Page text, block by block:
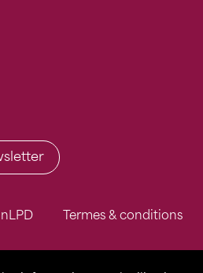
nLPD Termes & conditions